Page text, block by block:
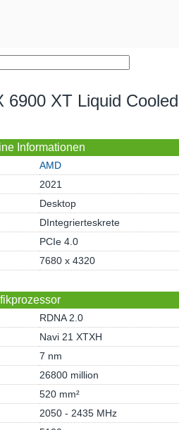
6900 XT Liquid Cooled
Informationen
AMD
2021
Desktop
DIntegrierteskrete
PCIe 4.0
7680 x 4320
RDNA 2.0
Navi 21 XTXH
7 nm
26800 million
520 mm²
2050 - 2435 MHz